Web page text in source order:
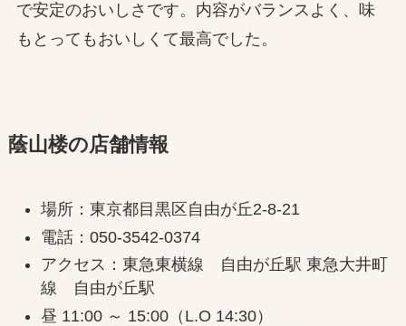
で安定のおいしさです。内容がバランスよく、味
もとってもおいしくて最高でした。
蔭山楼の店舗情報
場所：東京都目黒区自由が丘2-8-21
電話：050-3542-0374
アクセス：東急東横線 自由が丘駅 東急大井町
線 自由が丘駅
昼 11:00 ～ 15:00（L.O 14:30）